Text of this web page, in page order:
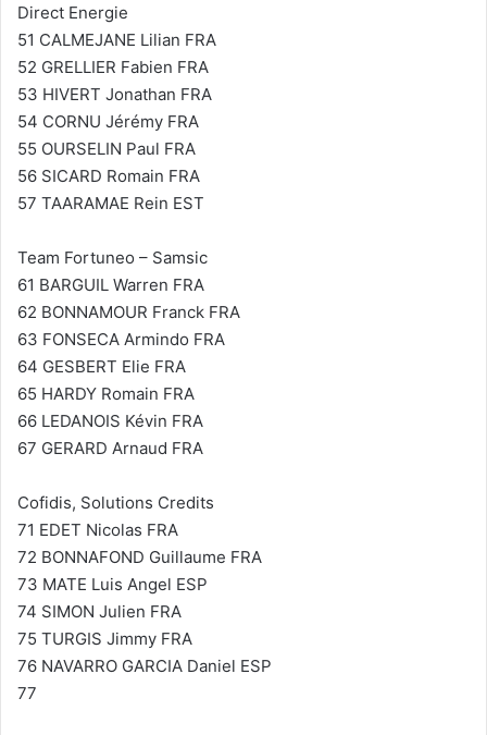
Direct Energie
51 CALMEJANE Lilian FRA
52 GRELLIER Fabien FRA
53 HIVERT Jonathan FRA
54 CORNU Jérémy FRA
55 OURSELIN Paul FRA
56 SICARD Romain FRA
57 TAARAMAE Rein EST
Team Fortuneo – Samsic
61 BARGUIL Warren FRA
62 BONNAMOUR Franck FRA
63 FONSECA Armindo FRA
64 GESBERT Elie FRA
65 HARDY Romain FRA
66 LEDANOIS Kévin FRA
67 GERARD Arnaud FRA
Cofidis, Solutions Credits
71 EDET Nicolas FRA
72 BONNAFOND Guillaume FRA
73 MATE Luis Angel ESP
74 SIMON Julien FRA
75 TURGIS Jimmy FRA
76 NAVARRO GARCIA Daniel ESP
77